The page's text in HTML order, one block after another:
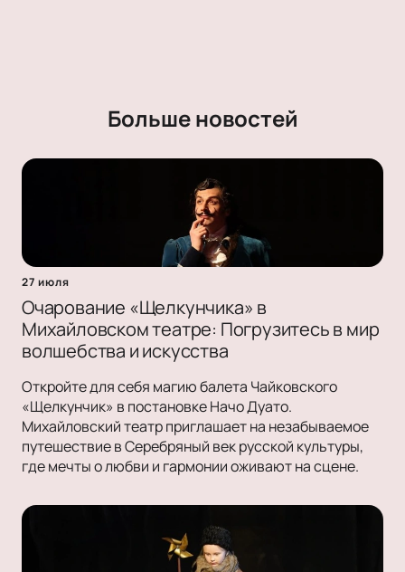
Больше новостей
27 июля
Очарование «Щелкунчика» в
Михайловском театре: Погрузитесь в мир
волшебства и искусства
Откройте для себя магию балета Чайковского
«Щелкунчик» в постановке Начо Дуато.
Михайловский театр приглашает на незабываемое
путешествие в Серебряный век русской культуры,
где мечты о любви и гармонии оживают на сцене.